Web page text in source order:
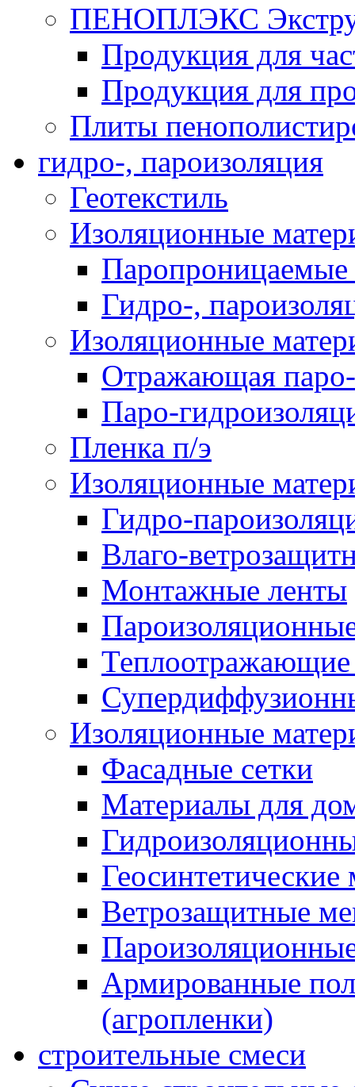
ПЕНОПЛЭКС
Продукция для
Продукция для
Плиты
гидро-, пароизоляция
Геотекстиль
Изоляционные
Гидро-,
Изоляционные
Отражающая
Паро-
Пленка п/э
Изоляционные
Гидро-
Влаго-
Монтажные ленты
Теплоотражающие
Изоляционные
Фасадные сетки
Материалы для
Геосинтетические
Ветрозащитные
Армированные
(агропленки)
строительные смеси